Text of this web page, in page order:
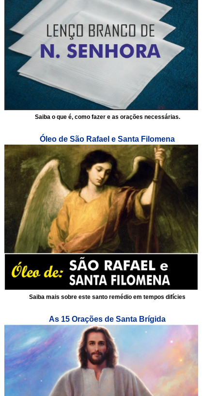
Saiba o que é, como fazer e as orações necessárias.
Óleo de São Rafael e Santa Filomena
Saiba mais sobre este santo remédio em tempos difícies
As 15 Orações de Santa Brígida